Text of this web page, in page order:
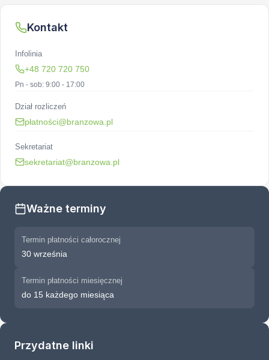
Kontakt
Infolinia
+48 720 720 750
Pn - sob: 9:00 - 17:00
Dział rozliczeń
płatności@branzowa.pl
Sekretariat
sekretariat@branzowa.pl
Ważne terminy
Termin płatności całorocznej
30 września
Termin płatności miesięcznej
do 15 każdego miesiąca
Przydatne linki